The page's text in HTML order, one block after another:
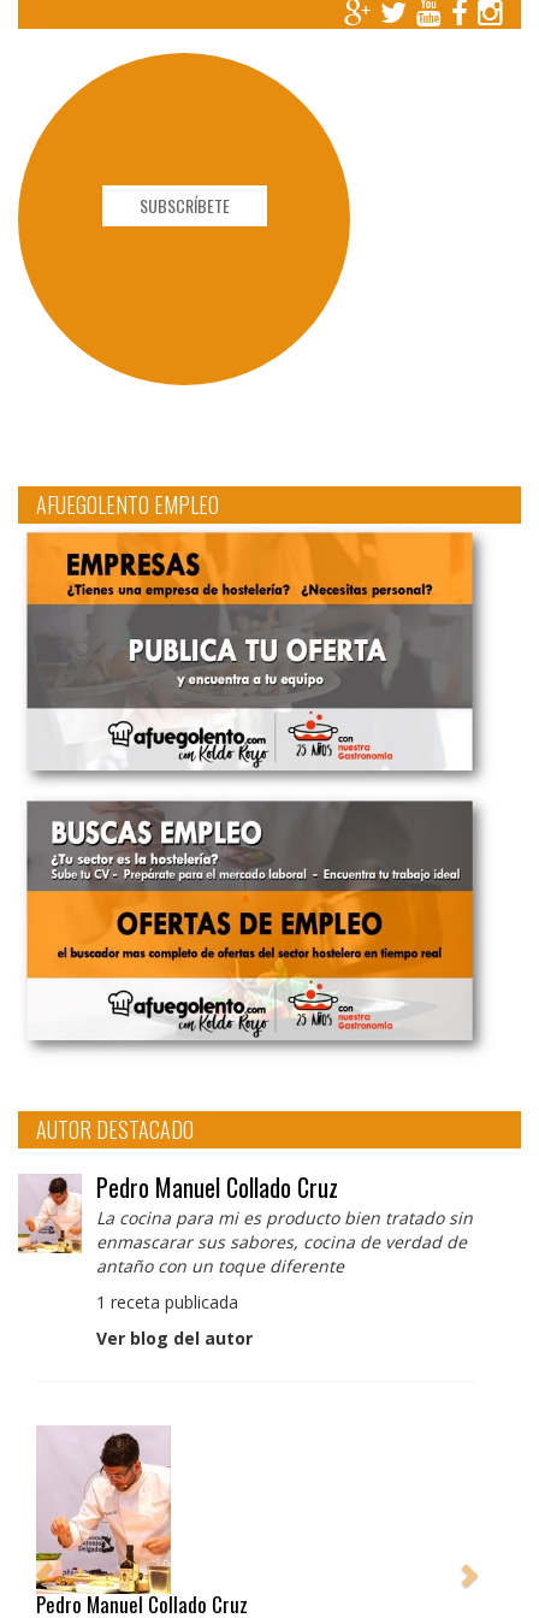
SUBSCRÍBETE
AFUEGOLENTO EMPLEO
AUTOR DESTACADO
Pedro Manuel Collado Cruz
La cocina para mi es producto bien tratado sin
enmascarar sus sabores, cocina de verdad de
antaño con un toque diferente
1 receta publicada
Ver blog del autor
Pedro Manuel Collado Cruz